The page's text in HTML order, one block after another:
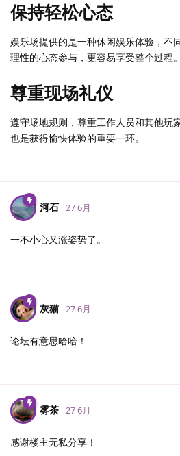
保持轻松心态
娱乐场提供的是一种休闲娱乐体验，不
理性的心态参与，更容易享受整个过程。
尊重现场礼仪
遵守场地规则，尊重工作人员和其他玩
也是获得愉快体验的重要一环。
河石 27 6月
一不小心又涨姿势了。
灰猫 27 6月
论坛有意思哈哈！
雾茶 27 6月
感谢楼主无私分享！